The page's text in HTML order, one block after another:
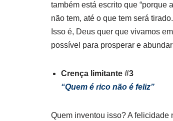
também está escrito que “porque
não tem, até o que tem será
Isso é, Deus quer que vivamos
possível para prosperar e
Crença limitante #3
“Quem é rico não é feliz”
Quem inventou isso? A felicidade